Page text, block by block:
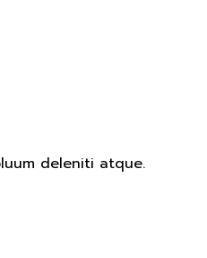
deleniti atque.